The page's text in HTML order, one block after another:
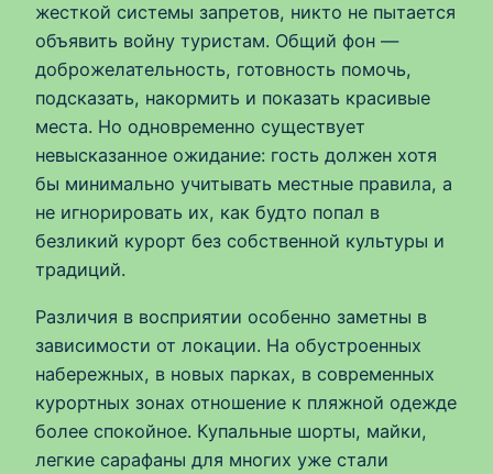
жесткой системы запретов, никто не пытается
объявить войну туристам. Общий фон —
доброжелательность, готовность помочь,
подсказать, накормить и показать красивые
места. Но одновременно существует
невысказанное ожидание: гость должен хотя
бы минимально учитывать местные правила, а
не игнорировать их, как будто попал в
безликий курорт без собственной культуры и
традиций.
Различия в восприятии особенно заметны в
зависимости от локации. На обустроенных
набережных, в новых парках, в современных
курортных зонах отношение к пляжной одежде
более спокойное. Купальные шорты, майки,
легкие сарафаны для многих уже стали